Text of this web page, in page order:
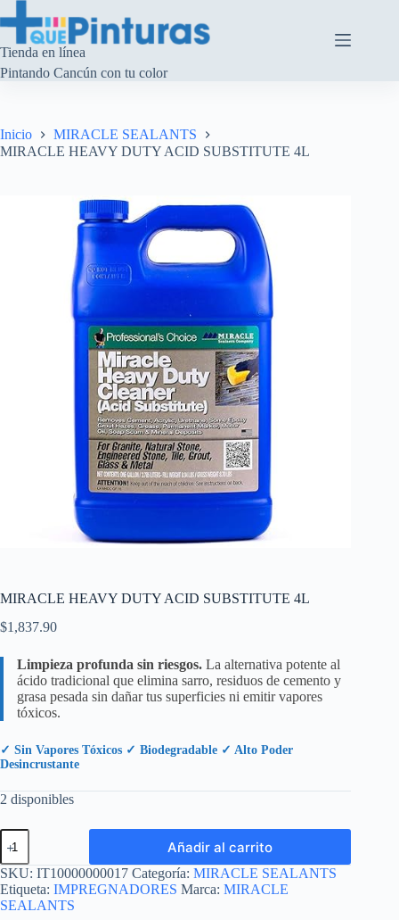
al
contenido
Tienda en línea
Pintando Cancún con tu color
Inicio
MIRACLE SEALANTS
MIRACLE HEAVY DUTY ACID SUBSTITUTE 4L
MIRACLE HEAVY DUTY ACID SUBSTITUTE 4L
$1,837.90
Limpieza profunda sin riesgos. La alternativa potente al
ácido tradicional que elimina sarro, residuos de cemento y
grasa pesada sin dañar tus superficies ni emitir vapores
tóxicos.
✓ Sin Vapores Tóxicos ✓ Biodegradable ✓ Alto Poder
Desincrustante
2 disponibles
MIRACLE
HEAVY
DUTY
ACID
SUBSTITUTE
4L
Añadir al carrito
SKU: IT10000000017 Categoría: MIRACLE SEALANTS
Etiqueta: IMPREGNADORES Marca: MIRACLE
SEALANTS